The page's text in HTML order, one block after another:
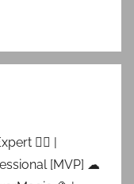
👷‍♂️ |
[MVP] ☁